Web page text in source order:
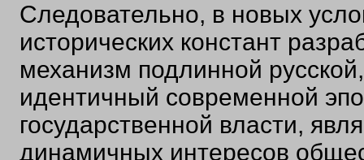
Следовательно, в новых
исторических констант
механизм подлинной
идентичный современной
государственной власти,
динамичных интересов